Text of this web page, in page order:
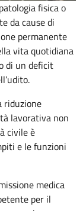
fisica o
da cause di
permanente
vita quotidiana
di un deficit
riduzione
lavorativa non
civile è
e le funzioni
medica
per il